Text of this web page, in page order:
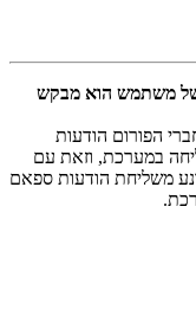
של משתמש הוא מבקש
הפורום הודעות
במערכת, וזאת עם
משליחת הודעות ספאם